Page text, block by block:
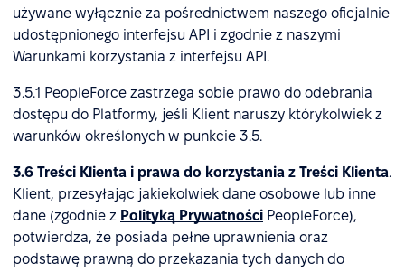
używane wyłącznie za pośrednictwem naszego oficjalnie
udostępnionego interfejsu API i zgodnie z naszymi
Warunkami korzystania z interfejsu API.
3.5.1 PeopleForce zastrzega sobie prawo do odebrania
dostępu do Platformy, jeśli Klient naruszy którykolwiek z
warunków określonych w punkcie 3.5.
3.6 Treści Klienta i prawa do korzystania z Treści Klienta.
Klient, przesyłając jakiekolwiek dane osobowe lub inne
dane (zgodnie z Polityką Prywatności PeopleForce),
potwierdza, że posiada pełne uprawnienia oraz
podstawę prawną do przekazania tych danych do